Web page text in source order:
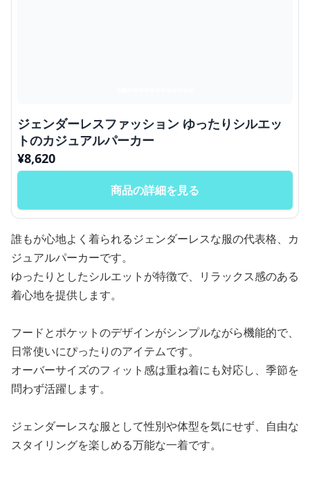
ジェンダーレスファッション ゆったりシルエッ
トのカジュアルパーカー
¥8,620
商品の詳細を見る
誰もが心地よく着られるジェンダーレスな服の代表格、カ
ジュアルパーカーです。
ゆったりとしたシルエットが特徴で、リラックス感のある
着心地を提供します。
フードとポケットのデザインがシンプルながら機能的で、
日常使いにぴったりのアイテムです。
オーバーサイズのフィット感は重ね着にも対応し、季節を
問わず活躍します。
ジェンダーレスな服として性別や体型を気にせず、自由な
スタイリングを楽しめる万能な一着です。